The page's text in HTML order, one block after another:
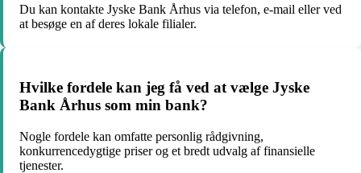
Du kan kontakte Jyske Bank Århus via telefon, e-mail eller ved
at besøge en af deres lokale filialer.
Hvilke fordele kan jeg få ved at vælge Jyske
Bank Århus som min bank?
Nogle fordele kan omfatte personlig rådgivning,
konkurrencedygtige priser og et bredt udvalg af finansielle
tjenester.